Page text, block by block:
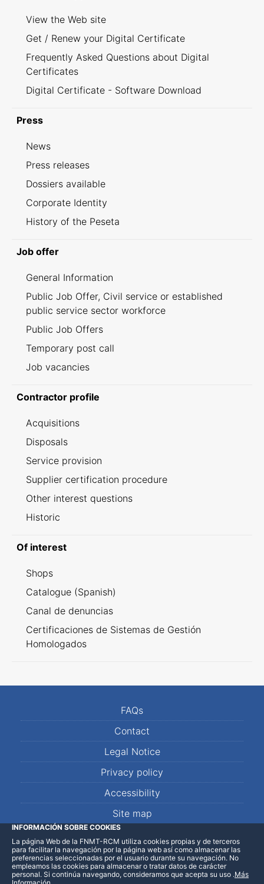
View the Web site
Get / Renew your Digital Certificate
Frequently Asked Questions about Digital
Certificates
Digital Certificate - Software Download
Press
News
Press releases
Dossiers available
Corporate Identity
History of the Peseta
Job offer
General Information
Public Job Offer, Civil service or established
public service sector workforce
Public Job Offers
Temporary post call
Job vacancies
Contractor profile
Acquisitions
Disposals
Service provision
Supplier certification procedure
Other interest questions
Historic
Of interest
Shops
Catalogue (Spanish)
Canal de denuncias
Certificaciones de Sistemas de Gestión
Homologados
FAQs
Contact
Legal Notice
Privacy policy
Accessibility
Site map
LinkedInFacebookWhatsApp
INFORMACIÓN SOBRE COOKIES
La página Web de la FNMT-RCM utiliza cookies propias y de terceros
para facilitar la navegación por la página web así como almacenar las
preferencias seleccionadas por el usuario durante su navegación. No
empleamos las cookies para almacenar o tratar datos de carácter
personal. Si continúa navegando, consideramos que acepta su uso .Más